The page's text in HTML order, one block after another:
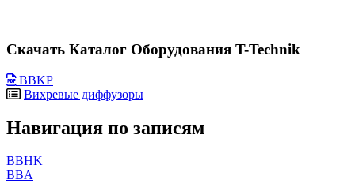
Скачать Каталог Оборудования T-Technik
BBKP
Вихревые диффузоры
Навигация по записям
BBHK
BBA